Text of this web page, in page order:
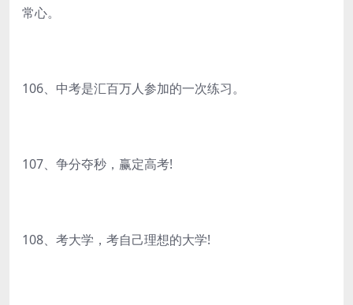
常心。
106、中考是汇百万人参加的一次练习。
107、争分夺秒，赢定高考!
108、考大学，考自己理想的大学!